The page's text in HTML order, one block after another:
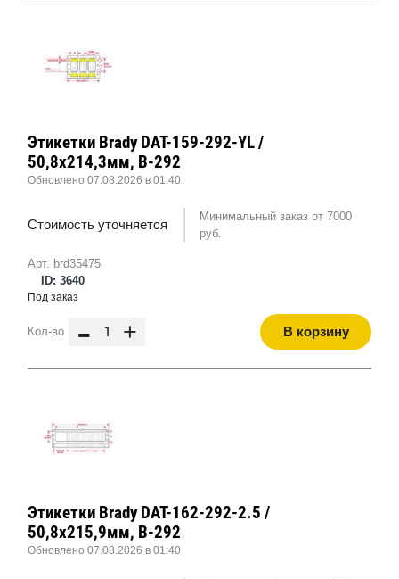
Арт. brd35475
ID: 3640
Этикетки Brady DAT-159-292-YL /
50,8x214,3мм, B-292
Обновлено 07.08.2026 в 01:40
Стоимость уточняется
Минимальный заказ от 7000
руб.
Под заказ
Кол-во - + В корзину
Этикетки Brady DAT-162-292-2.5 /
50,8x215,9мм, B-292
Обновлено 07.08.2026 в 01:40